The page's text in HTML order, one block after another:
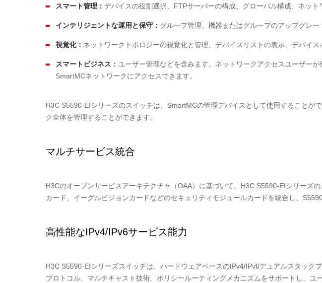
スマート管理： デバイスの役割選択、FTPサーバーの構成、グローバル構成、ネット
インテリジェントな運用と保守： グループ管理、機器またはグループのアップグレ
視覚化： ネットワークトポロジーの視覚化と管理、デバイスリストの表示、デバイス
スマートビジネス： ユーザー管理などを含みます。ネットワークアクセスユーザー
SmartMCネットワークにアクセスできます。
H3C S5590-EIシリーズのスイッチは、SmartMCの管理デバイスとして使用すること
ク全体を管理することができます。
マルチサービス統合
H3Cのオープンサービスアーキテクチャ（OAA）に基づいて、H3C S5590-EIシリーズ
カード、イーグルビジョンカードなどのセキュリティモジュールカードを統合し、
高性能なIPv4/IPv6サービス能力
H3C S5590-EIシリーズスイッチは、ハードウェアベースのIPv4/IPv6デュアルスタッ
プロトコル、マルチキャスト技術、ポリシールーティングメカニズムをサポートし、ユ